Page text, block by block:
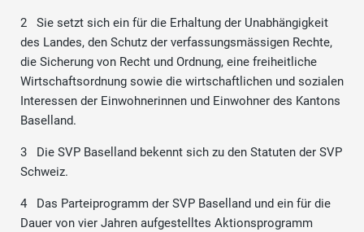
2 Sie setzt sich ein für die Erhaltung der Unabhängigkeit
des Landes, den Schutz der verfassungsmässigen Rechte,
die Sicherung von Recht und Ordnung, eine freiheitliche
Wirtschaftsordnung sowie die wirtschaftlichen und sozialen
Interessen der Einwohnerinnen und Einwohner des Kantons
Baselland.
3 Die SVP Baselland bekennt sich zu den Statuten der SVP
Schweiz.
4 Das Parteiprogramm der SVP Baselland und ein für die
Dauer von vier Jahren aufgestelltes Aktionsprogramm